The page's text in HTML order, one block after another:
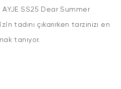
SS25 Dear Summer
tadını çıkarırken tarzınızı en
olanak tanıyor.